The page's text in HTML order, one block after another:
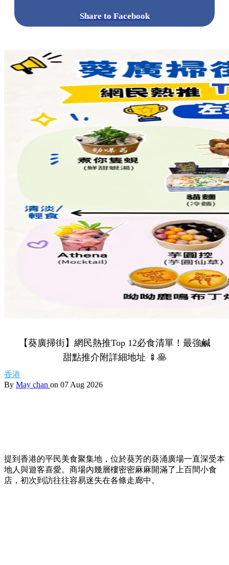
Share to Facebook
【葵廣掃街】網民熱推Top 12必食清單！最強鹹
甜點推介附詳細地址 🍢🥞
香港
By May chan on 07 Aug 2026
提到香港的平民美食聚集地，位於葵芳的葵涌廣場一直深受本
地人與遊客喜愛。商場內幾層樓密密麻麻開滿了上百間小食
店，初次到訪往往容易迷失在各條走廊中。